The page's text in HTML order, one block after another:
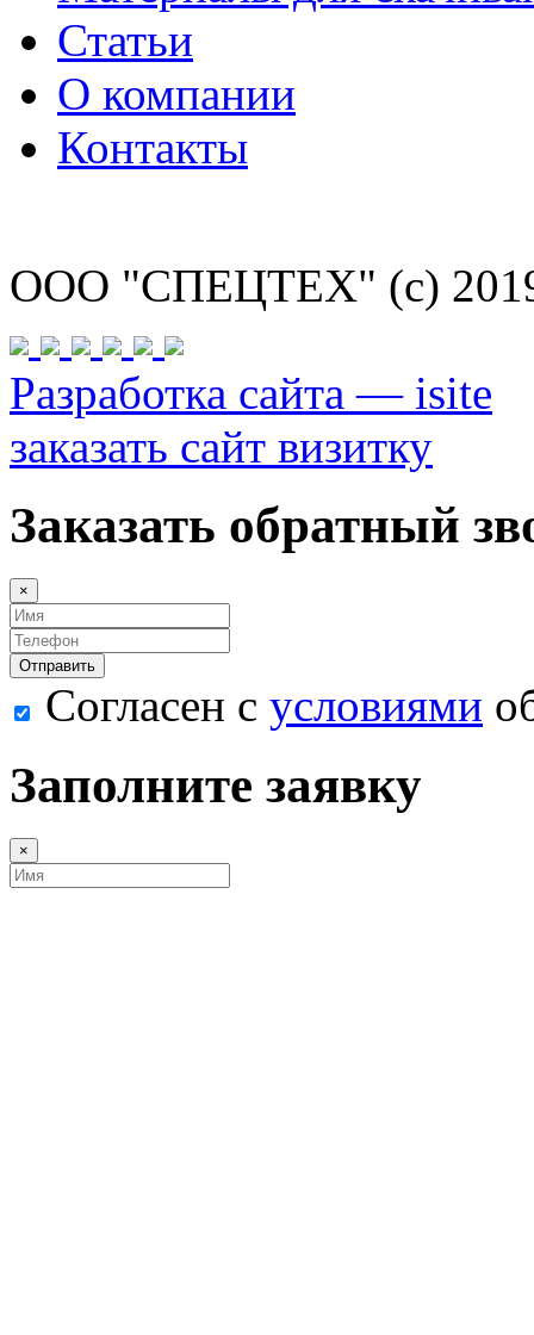
Статьи
О компании
Контакты
ООО "СПЕЦТЕХ" (с)
Разработка сайта — isite
заказать сайт визитку
Заказать обратный
×
Согласен с условиями
Заполните заявку
×